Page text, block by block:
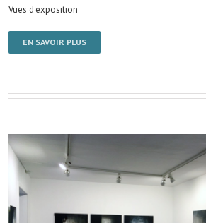
Vues d'exposition
EN SAVOIR PLUS